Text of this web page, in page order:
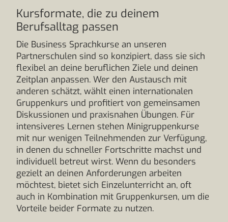
Kursformate, die zu deinem
Berufsalltag passen
Die Business Sprachkurse an unseren
Partnerschulen sind so konzipiert, dass sie sich
flexibel an deine beruflichen Ziele und deinen
Zeitplan anpassen. Wer den Austausch mit
anderen schätzt, wählt einen internationalen
Gruppenkurs und profitiert von gemeinsamen
Diskussionen und praxisnahen Übungen. Für
intensiveres Lernen stehen Minigruppenkurse
mit nur wenigen Teilnehmenden zur Verfügung,
in denen du schneller Fortschritte machst und
individuell betreut wirst. Wenn du besonders
gezielt an deinen Anforderungen arbeiten
möchtest, bietet sich Einzelunterricht an, oft
auch in Kombination mit Gruppenkursen, um die
Vorteile beider Formate zu nutzen.